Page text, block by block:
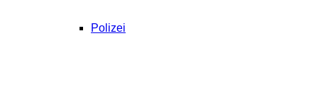
Polizei